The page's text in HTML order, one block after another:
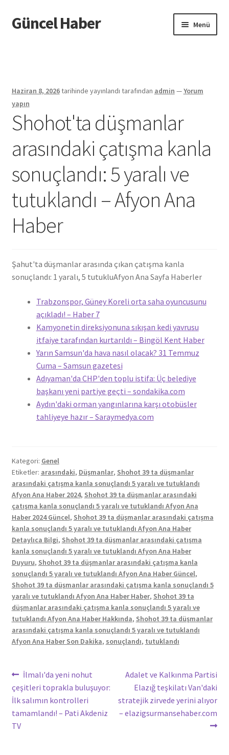
Dolaşıma
geç
İçeriğe
geç
Güncel Haber Menü
Haziran 8, 2026tarihinde yayınlandı tarafından admin —Yorum
yapın
Shohot'ta düşmanlar
arasındaki çatışma kanla
sonuçlandı: 5 yaralı ve
tutuklandı – Afyon Ana
Haber
Şahut'ta düşmanlar arasında çıkan çatışma kanla
sonuçlandı: 1 yaralı, 5 tutukluAfyon Ana Sayfa Haberler
Trabzonspor, Güney Koreli orta saha oyuncusunu
açıkladı! – Haber 7
Kamyonetin direksiyonuna sıkışan kedi yavrusu
itfaiye tarafından kurtarıldı – Bingöl Kent Haber
Yarın Samsun'da hava nasıl olacak? 31 Temmuz
Cuma – Samsun gazetesi
Adıyaman'da CHP'den toplu istifa: Üç belediye
başkanı yeni partiye geçti – sondakika.com
Aydın'daki orman yangınlarına karşı otobüsler
tahliyeye hazır – Saraymedya.com
Kategori: Genel
Etiketler: arasındaki, Düşmanlar, Shohot 39 ta düşmanlar
arasındaki çatışma kanla sonuçlandı 5 yaralı ve tutuklandı
Afyon Ana Haber 2024, Shohot 39 ta düşmanlar arasındaki
çatışma kanla sonuçlandı 5 yaralı ve tutuklandı Afyon Ana
Haber 2024 Güncel, Shohot 39 ta düşmanlar arasındaki çatışma
kanla sonuçlandı 5 yaralı ve tutuklandı Afyon Ana Haber
Detaylıca Bilgi, Shohot 39 ta düşmanlar arasındaki çatışma
kanla sonuçlandı 5 yaralı ve tutuklandı Afyon Ana Haber
Duyuru, Shohot 39 ta düşmanlar arasındaki çatışma kanla
sonuçlandı 5 yaralı ve tutuklandı Afyon Ana Haber Güncel,
Shohot 39 ta düşmanlar arasındaki çatışma kanla sonuçlandı 5
yaralı ve tutuklandı Afyon Ana Haber Haber, Shohot 39 ta
düşmanlar arasındaki çatışma kanla sonuçlandı 5 yaralı ve
tutuklandı Afyon Ana Haber Hakkında, Shohot 39 ta düşmanlar
arasındaki çatışma kanla sonuçlandı 5 yaralı ve tutuklandı
Afyon Ana Haber Son Dakika, sonuçlandı, tutuklandı
Yazı
gezinmesi
Önceki
yazı:
İlmalı'da yeni nohut
çeşitleri toprakla buluşuyor:
İlk salımın kontrolleri
tamamlandı! – Pati Akdeniz
TV
Sonraki
yazı:
Adalet ve Kalkınma Partisi
Elazığ teşkilatı Van'daki
stratejik zirvede yerini alıyor
– elazigsurmansehaber.com